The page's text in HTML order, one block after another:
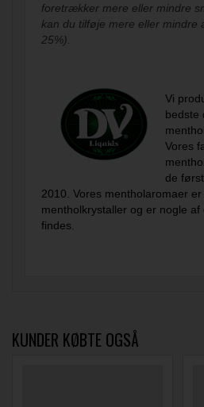
foretrækker mere eller mindre
kan du tilføje mere eller mindre
25%).
Vi
bedste
Vores
de
2010. Vores mentholaromaer
mentholkrystaller og er nogle
findes.
KUNDER KØBTE OGSÅ